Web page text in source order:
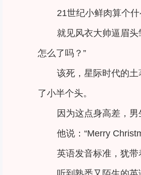
21世纪小鲜肉算个
就见风衣大帅逼眉
怎么了吗？”
该死，星际时代的
了小半个头。
因为这点身高差，
他说：“Merry
英语发音标准，犹